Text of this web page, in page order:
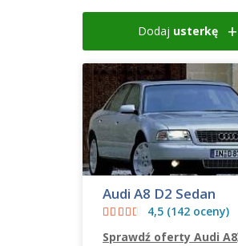
Dodaj usterkę
Audi A8 D2 Sedan
4,5 (142 oceny)
Sprawdź oferty Audi A8